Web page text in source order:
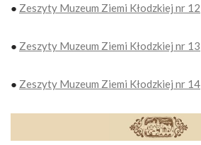
● Zeszyty Muzeum Ziemi Kłodzkiej nr 12
● Zeszyty Muzeum Ziemi Kłodzkiej nr 13
● Zeszyty Muzeum Ziemi Kłodzkiej nr 14